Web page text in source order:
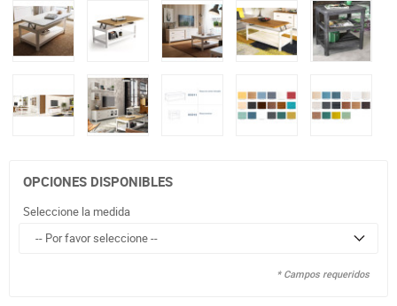
OPCIONES DISPONIBLES
Seleccione la medida
* Campos requeridos